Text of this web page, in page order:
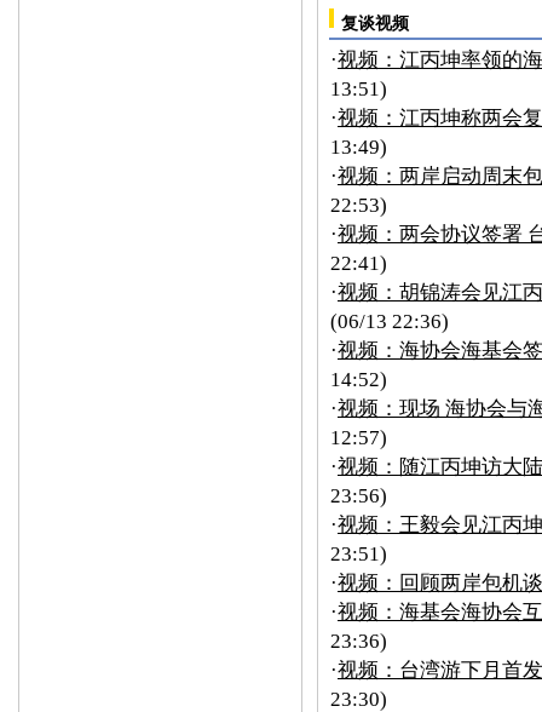
复谈视频
·视频：江丙坤率领的
13:51)
·视频：江丙坤称两会
13:49)
·视频：两岸启动周末
22:53)
·视频：两会协议签署
22:41)
·视频：胡锦涛会见江
(06/13 22:36)
·视频：海协会海基会
14:52)
·视频：现场 海协会与
12:57)
·视频：随江丙坤访大
23:56)
·视频：王毅会见江丙
23:51)
·视频：回顾两岸包机
·视频：海基会海协会
23:36)
·视频：台湾游下月首
23:30)